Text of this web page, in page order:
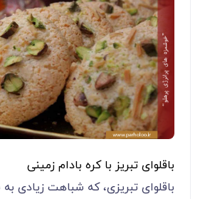
باقلوای تبریز با کره بادام زمینی
باقلوای تبریزی، که شباهت زیادی به